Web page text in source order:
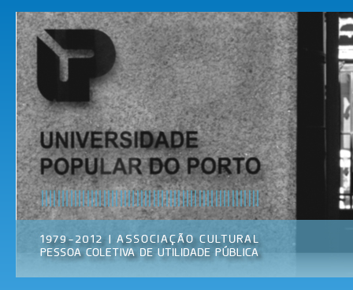
Universidade
Popular do
Porto
Associação
Cultural